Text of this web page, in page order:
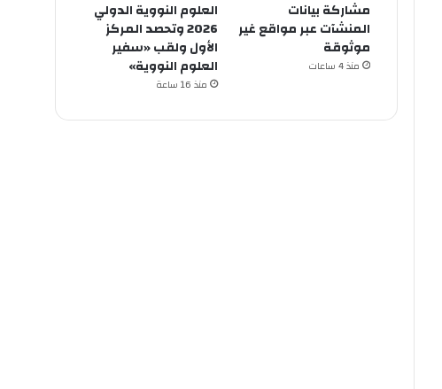
مشاركة بيانات
المنشآت عبر مواقع غير
موثوقة
منذ 4 ساعات
العلوم النووية الدولي
2026 وتحصد المركز
الأول ولقب «سفير
العلوم النووية»
منذ 16 ساعة